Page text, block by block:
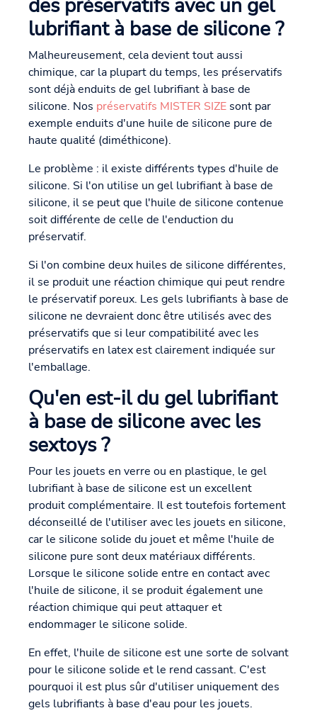
des préservatifs avec un gel
lubrifiant à base de silicone ?
Malheureusement, cela devient tout aussi
chimique, car la plupart du temps, les préservatifs
sont déjà enduits de gel lubrifiant à base de
silicone. Nos préservatifs MISTER SIZE sont par
exemple enduits d'une huile de silicone pure de
haute qualité (diméthicone).
Le problème : il existe différents types d'huile de
silicone. Si l'on utilise un gel lubrifiant à base de
silicone, il se peut que l'huile de silicone contenue
soit différente de celle de l'enduction du
préservatif.
Si l'on combine deux huiles de silicone différentes,
il se produit une réaction chimique qui peut rendre
le préservatif poreux. Les gels lubrifiants à base de
silicone ne devraient donc être utilisés avec des
préservatifs que si leur compatibilité avec les
préservatifs en latex est clairement indiquée sur
l'emballage.
Qu'en est-il du gel lubrifiant
à base de silicone avec les
sextoys ?
Pour les jouets en verre ou en plastique, le gel
lubrifiant à base de silicone est un excellent
produit complémentaire. Il est toutefois fortement
déconseillé de l'utiliser avec les jouets en silicone,
car le silicone solide du jouet et même l'huile de
silicone pure sont deux matériaux différents.
Lorsque le silicone solide entre en contact avec
l'huile de silicone, il se produit également une
réaction chimique qui peut attaquer et
endommager le silicone solide.
En effet, l'huile de silicone est une sorte de solvant
pour le silicone solide et le rend cassant. C'est
pourquoi il est plus sûr d'utiliser uniquement des
gels lubrifiants à base d'eau pour les jouets.